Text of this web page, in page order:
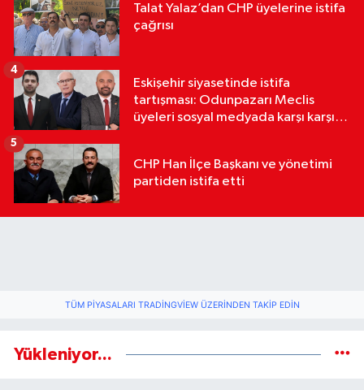
Talat Yalaz’dan CHP üyelerine istifa
çağrısı
Eskişehir siyasetinde istifa
tartışması: Odunpazarı Meclis
üyeleri sosyal medyada karşı karşıya
4
CHP Han İlçe Başkanı ve yönetimi
partiden istifa etti
5
TÜM PIYASALARI TRADINGVIEW ÜZERINDEN TAKIP EDIN
Yükleniyor...